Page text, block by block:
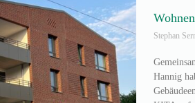
Stephan
Hannig